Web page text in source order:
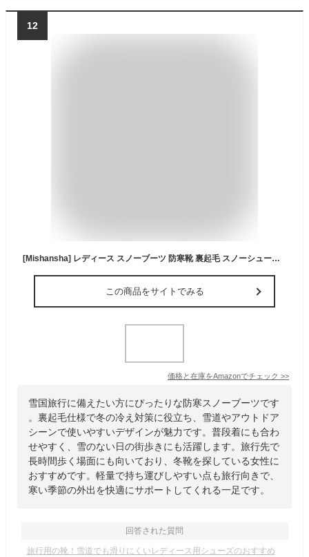
12
[Mishansha] レディース スノーブーツ 防寒靴 裏起毛 スノーシューズ アウトドア 冬靴 24.5cm
この商品をサイトでみる
価格と在庫をAmazonでチェック >>
雪国旅行に備えたい方にぴったりな防寒スノーブーツです
。裏起毛仕様で冬の冷え対策に役立ち、雪道やアウトドア
シーンで使いやすいデザインが魅力です。普段着にも合わ
せやすく、雪のない日の街歩きにも活躍します。旅行先で
長時間歩く場面にも向いており、冬靴を探している女性に
おすすめです。軽量で持ち運びしやすい点も旅行向きで、
寒い季節の外出を快適にサポートしてくれる一足です。
回答された質問
旅行用の靴！雪道でも滑りにくいレディース用シューズのおすすめ